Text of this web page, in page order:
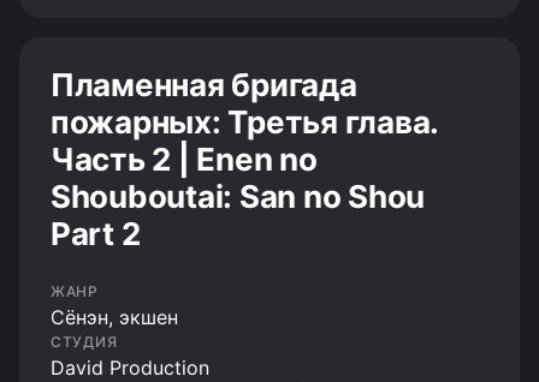
Пламенная бригада
пожарных: Третья глава.
Часть 2 | Enen no
Shouboutai: San no Shou
Part 2
ЖАНР
Cёнэн, экшен
СТУДИЯ
David Production